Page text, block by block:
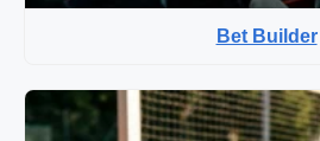
Bet Builder